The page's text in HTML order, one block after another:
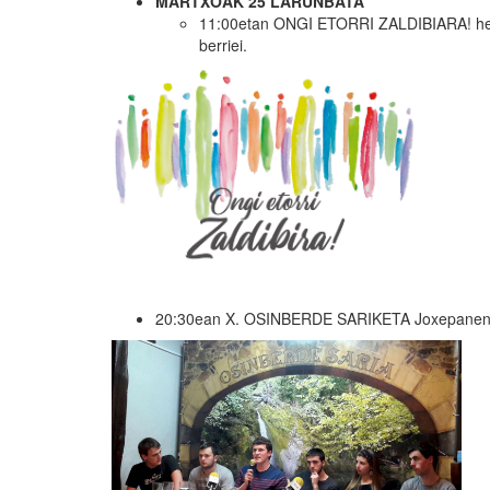
11:00etan ONGI ETORRI ZALDIBIARA!
berriei.
20:30ean X. OSINBERDE SARIKETA